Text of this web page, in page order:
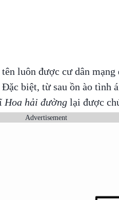
luôn được cư dân mạng
biệt, từ sau ồn ào tình
Hoa hải đườnglại được
Advertisement